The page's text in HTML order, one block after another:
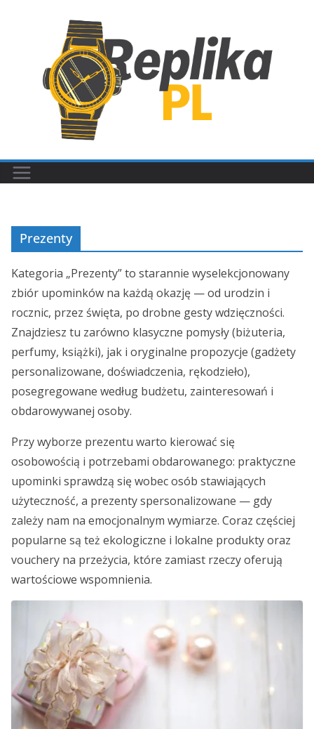
Prezenty
Kategoria „Prezenty” to starannie wyselekcjonowany
zbiór upominków na każdą okazję — od urodzin i
rocznic, przez święta, po drobne gesty wdzięczności.
Znajdziesz tu zarówno klasyczne pomysły (biżuteria,
perfumy, książki), jak i oryginalne propozycje (gadżety
personalizowane, doświadczenia, rękodzieło),
posegregowane według budżetu, zainteresowań i
obdarowywanej osoby.
Przy wyborze prezentu warto kierować się
osobowością i potrzebami obdarowanego: praktyczne
upominki sprawdzą się wobec osób stawiających
użyteczność, a prezenty spersonalizowane — gdy
zależy nam na emocjonalnym wymiarze. Coraz częściej
popularne są też ekologiczne i lokalne produkty oraz
vouchery na przeżycia, które zamiast rzeczy oferują
wartościowe wspomnienia.